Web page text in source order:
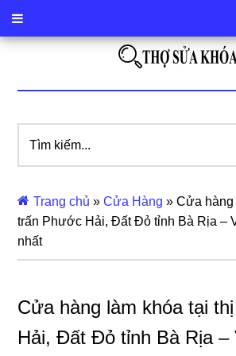
kiếm...
Trang chủ »Cửa Hàng »Cửa hàng
trấn Phước Hải, Đất Đỏ tỉnh Bà Rịa –
nhất
Cửa hàng làm khóa tại
Hải, Đất Đỏ tỉnh Bà Rịa –